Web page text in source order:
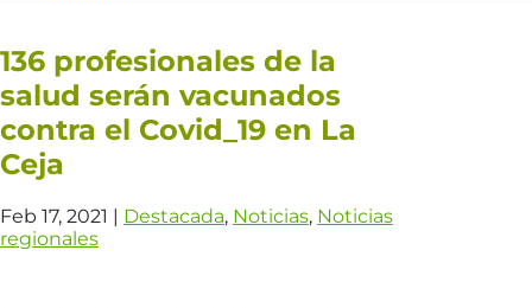
136 profesionales de la
salud serán vacunados
contra el Covid_19 en La
Ceja
Feb 17, 2021 | Destacada, Noticias, Noticias
regionales